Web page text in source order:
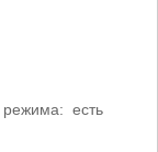
режима: есть